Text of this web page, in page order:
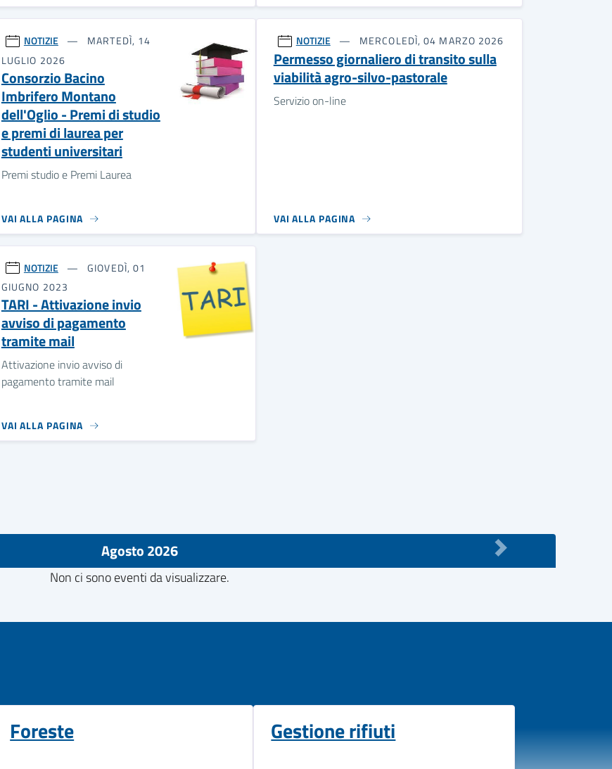
NOTIZIE
MARTEDÌ, 14
LUGLIO 2026
Consorzio Bacino
Imbrifero Montano
dell'Oglio - Premi di studio
e premi di laurea per
studenti universitari
Premi studio e Premi Laurea
VAI ALLA PAGINA
NOTIZIE MERCOLEDÌ, 04 MARZO 2026
Permesso giornaliero di transito sulla
viabilità agro-silvo-pastorale
Servizio on-line
VAI ALLA PAGINA
NOTIZIE
GIOVEDÌ, 01
GIUGNO 2023
TARI - Attivazione invio
avviso di pagamento
tramite mail
Attivazione invio avviso di
pagamento tramite mail
VAI ALLA PAGINA
Agosto 2026
Non ci sono eventi da visualizzare.
Foreste Gestione rifiuti